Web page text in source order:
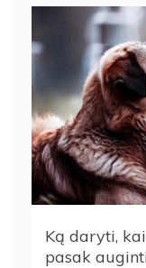
Ką daryti,
pasak